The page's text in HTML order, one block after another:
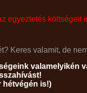
egyeztetés költségeit
Keres valamit, de
valamelyikén
hétvégén is!)